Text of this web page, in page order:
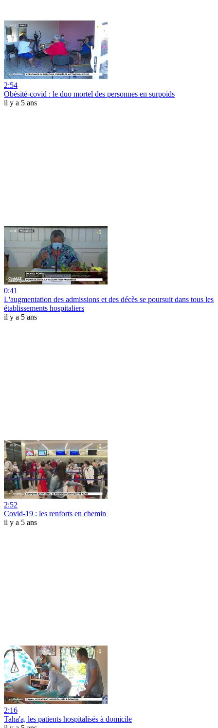
2:54
Obésité-covid : le duo mortel des personnes en surpoids
il y a 5 ans
0:41
L'augmentation des admissions et des décès se poursuit dans tous les
établissements hospitaliers
il y a 5 ans
2:52
Covid-19 : les renforts en chemin
il y a 5 ans
2:16
Taha'a, les patients hospitalisés à domicile